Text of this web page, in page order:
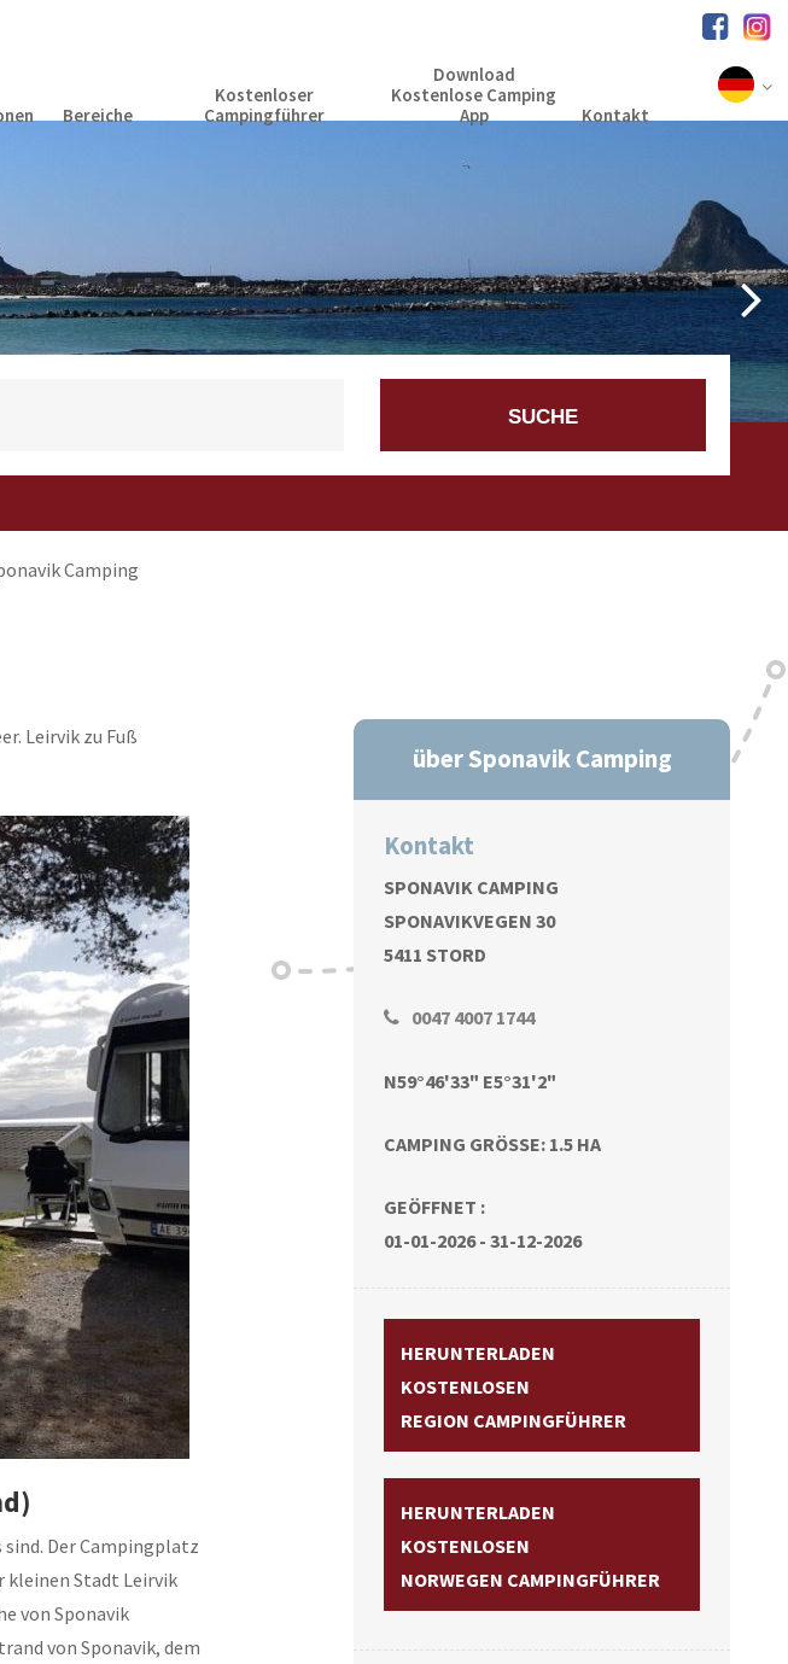
Bereiche
Kostenloser
Campingführer
Download
Kostenlose Camping
App
Kontakt
Camping
Leirvik zu Fuß
Der Campingplatz
kleinen Stadt Leirvik
von Sponavik
von Sponavik, dem
über Sponavik Camping
Kontakt
SPONAVIK CAMPING
SPONAVIKVEGEN 30
5411 STORD
0047 4007 1744
N59°46'33" E5°31'2"
CAMPING GRÖSSE: 1.5 HA
GEÖFFNET :
01-01-2026 - 31-12-2026
HERUNTERLADEN
KOSTENLOSEN
REGION CAMPINGFÜHRER
HERUNTERLADEN
KOSTENLOSEN
NORWEGEN CAMPINGFÜHRER